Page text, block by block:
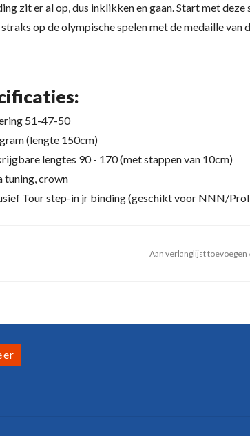
zit er al op, dus inklikken en gaan. Start met
op de olympische spelen met de medaille van
51-47-50
(lengte 150cm)
lengtes 90 - 170 (met stappen van 10cm)
tuning, crown
Tour step-in jr binding (geschikt voor NNN/
Aan verlanglijst toevoegen